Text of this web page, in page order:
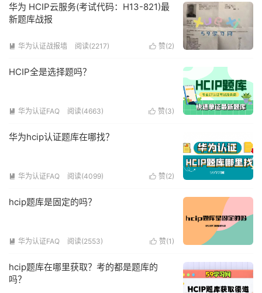
华为 HCIP云服务(考试代码：H13-821)最
新题库战报
 赞(2)
 华为认证战报墙 阅读(2217)
HCIP全是选择题吗？
 赞(3)
 华为认证FAQ 阅读(4663)
华为hcip认证题库在哪找？
 赞(2)
 华为认证FAQ 阅读(4099)
hcip题库是固定的吗？
 赞(1 )
 华为认证FAQ 阅读(2553)
hcip题库在哪里获取？考的都是题库的
吗？